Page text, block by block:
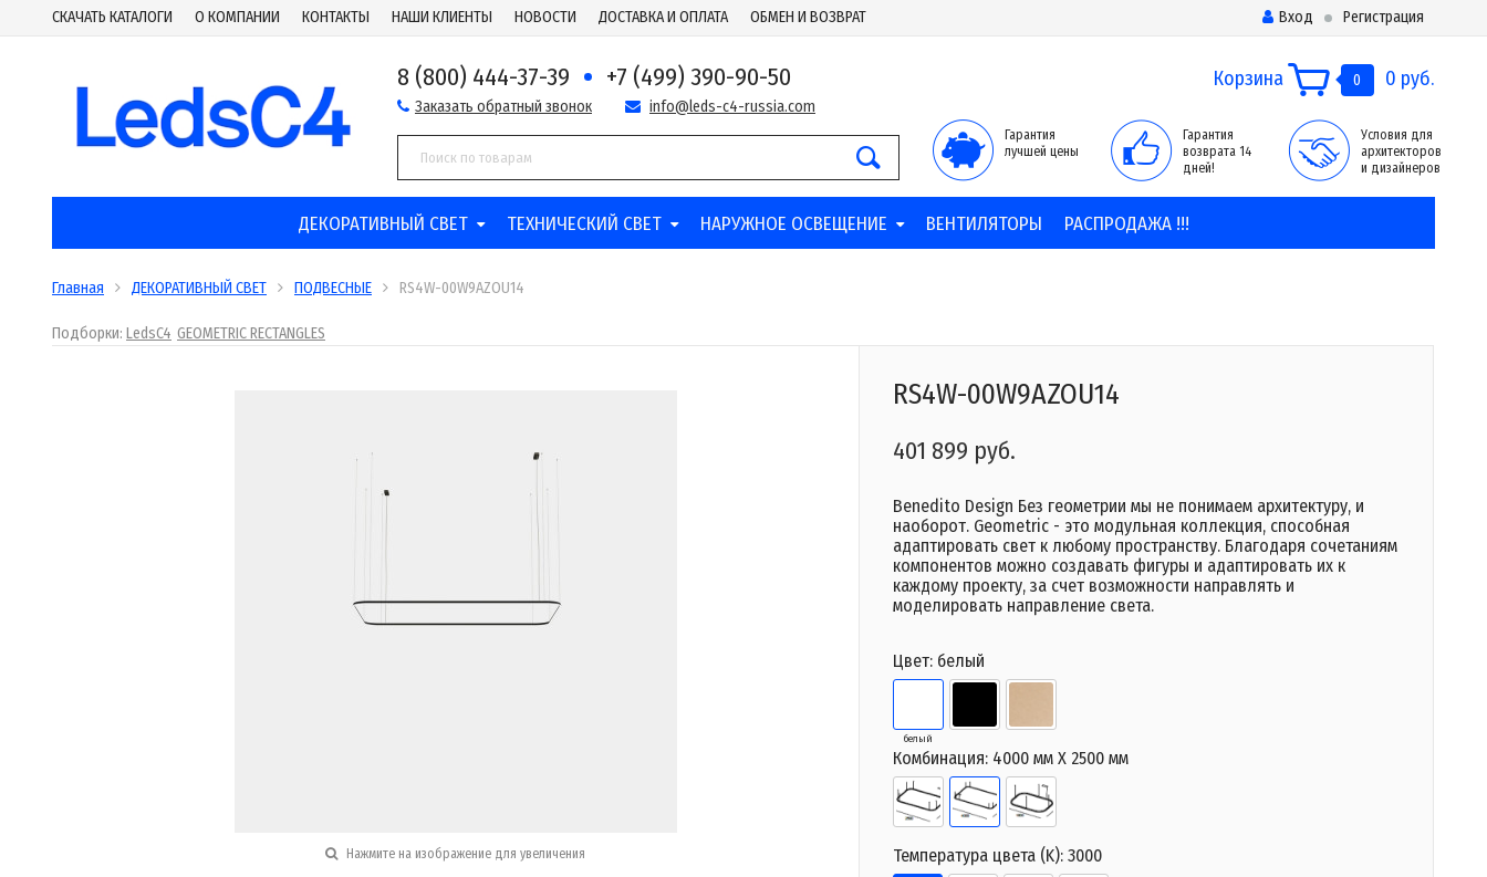
СКАЧАТЬ КАТАЛОГИ О КОМПАНИИ КОНТАКТЫ НАШИ КЛИЕНТЫ НОВОСТИ ДОСТАВКА И ОПЛАТА ОБМЕН И ВОЗВРАТ Вход Регистрация
8 (800) 444-37-39 +7 (499) 390-90-50
Заказать обратный звонок info@leds-c4-russia.com
Корзина 0 0 руб.
Гарантия
лучшей цены
Гарантия
возврата 14
дней!
Условия для
архитекторов
и дизайнеров
ДЕКОРАТИВНЫЙ СВЕТ ТЕХНИЧЕСКИЙ СВЕТ НАРУЖНОЕ ОСВЕЩЕНИЕ ВЕНТИЛЯТОРЫ РАСПРОДАЖА !!!
Главная ДЕКОРАТИВНЫЙ СВЕТ ПОДВЕСНЫЕ RS4W-00W9AZOU14
Подборки: LedsC4 GEOMETRIC RECTANGLES
Нажмите на изображение для увеличения
RS4W-00W9AZOU14
401 899 руб.
Benedito Design Без геометрии мы не понимаем архитектуру, и
наоборот. Geometric - это модульная коллекция, способная
адаптировать свет к любому пространству. Благодаря сочетаниям
компонентов можно создавать фигуры и адаптировать их к
каждому проекту, за счет возможности направлять и
моделировать направление света.
Цвет: белый
белый
Комбинация: 4000 мм X 2500 мм
Температура цвета (K): 3000